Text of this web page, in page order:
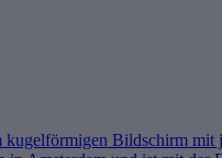
Bildschirm